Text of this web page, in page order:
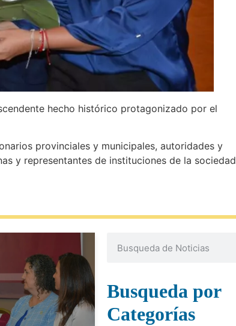
hecho histórico protagonizado por el
provinciales y municipales, autoridades y
y representantes de instituciones de la sociedad
Busqueda por
Categorías